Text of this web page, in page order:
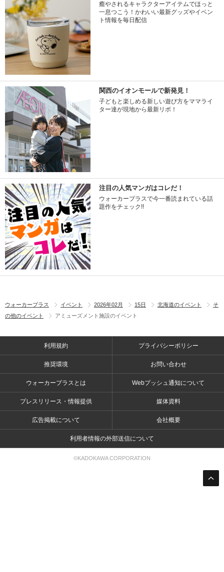
癒やされるキャラクターアイテムでほっと
一息つこう！かわいい最新グッズやイベン
ト情報を毎日配信
関西のイオンモールで新発見！
子どもと楽しめる新しい遊び方をママライ
ター達が現地から最新リポ！
注目の人気マンガはコレだ！
ウォーカープラスで今一番読まれている話
題作をチェック!!
ウォーカープラス イベント 2026年02月 15日 北海道のイベント
そ
の他のイベント
アミューズメント施設のイベント
利用規約 プライバシーポリシー
推奨環境 お問い合わせ
ウォーカープラスとは Webプッシュ通知について
プレスリリース・情報提供 媒体資料
広告掲載について 会社概要
利用者情報の外部送信について
©KADOKAWA CORPORATION